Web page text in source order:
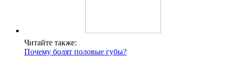
Читайте также:
Почему болят половые губы?